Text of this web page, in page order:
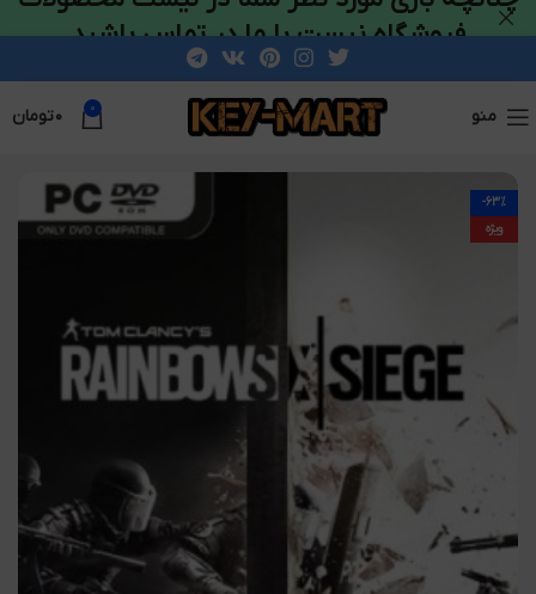
منو 0 ۰تومان
-63%
ویژه
فروشگاه نیست با ما در تماس باشید